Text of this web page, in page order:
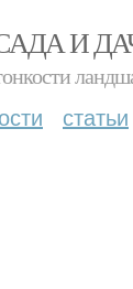
И
статьи